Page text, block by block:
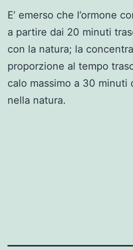
E’ emerso che l’ormone
a partire dai 20 minuti
con la natura; la
proporzione al tempo
calo massimo a 30 minuti
nella natura.